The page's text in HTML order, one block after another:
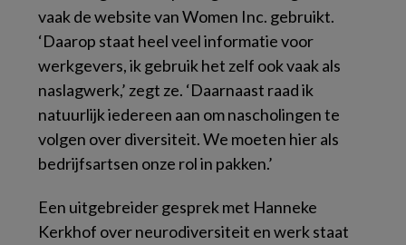
vaak de website van Women Inc. gebruikt.
‘Daarop staat heel veel informatie voor
werkgevers, ik gebruik het zelf ook vaak als
naslagwerk,’ zegt ze. ‘Daarnaast raad ik
natuurlijk iedereen aan om nascholingen te
volgen over diversiteit. We moeten hier als
bedrijfsartsen onze rol in pakken.’
Een uitgebreider gesprek met Hanneke
Kerkhof over neurodiversiteit en werk staat